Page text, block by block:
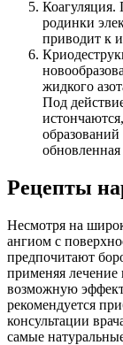
Коагуляция.
родинки
приводит к
жидкого
Под
обновленная
Рецепты
Несмотря на
ангиом с
предпочитают
применяя
возможную
рекомендуется
консультации
самые